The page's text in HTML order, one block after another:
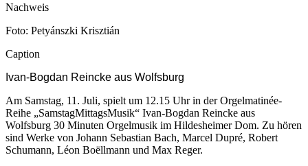
Nachweis
Foto: Petyánszki Krisztián
Caption
Ivan-Bogdan Reincke aus Wolfsburg
Am Samstag, 11. Juli, spielt um 12.15 Uhr in der Orgelmatinée-
Reihe „SamstagMittagsMusik“ Ivan-Bogdan Reincke aus
Wolfsburg 30 Minuten Orgelmusik im Hildesheimer Dom. Zu hören
sind Werke von Johann Sebastian Bach, Marcel Dupré, Robert
Schumann, Léon Boëllmann und Max Reger.